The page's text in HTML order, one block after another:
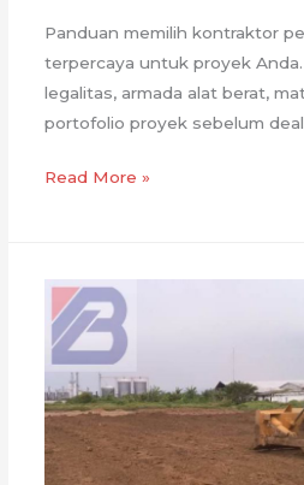
Panduan memilih kontraktor
terpercaya untuk proyek
legalitas, armada alat berat,
portofolio proyek sebelum
Cara
Tanah
Terpercaya
untuk
Proyek
Anda
Read More »